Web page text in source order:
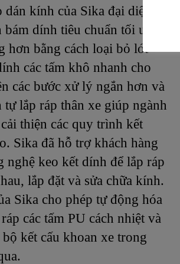
kính của Sika đại diện
dính tiêu chuẩn tối ưu: Ít
hơn bằng cách loại bỏ lớt
các tấm khô nhanh cho
các bước xử lý ngắn hơn và
lắp ráp thân xe giúp ngành
thiện các quy trình kết
Sika đã hỗ trợ khách hàng
nghệ keo kết dính để lắp ráp
lắp đặt và sửa chữa kính.
Sika cho phép tự động hóa
các tấm PU cách nhiệt và
kết cấu khoan xe trong